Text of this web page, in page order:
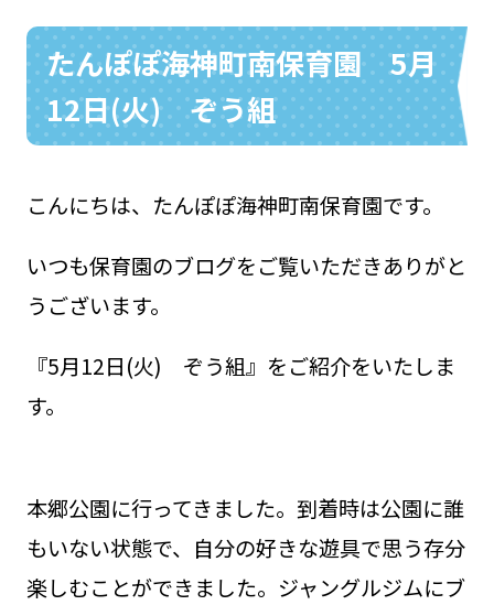
RECRUIT
048-631-3721 お問い合わせ
たんぽぽ海神町南保育園 5月
12日(火) ぞう組
こんにちは、たんぽぽ海神町南保育園です。
いつも保育園のブログをご覧いただきありがと
うございます。
『5月12日(火) ぞう組』をご紹介をいたしま
す。
本郷公園に行ってきました。到着時は公園に誰
もいない状態で、自分の好きな遊具で思う存分
楽しむことができました。ジャングルジムにブ